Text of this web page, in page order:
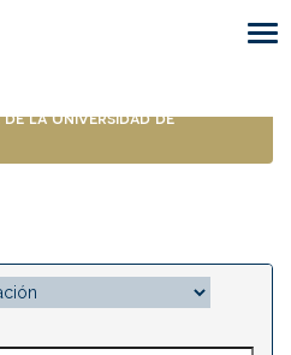
la Universidad de